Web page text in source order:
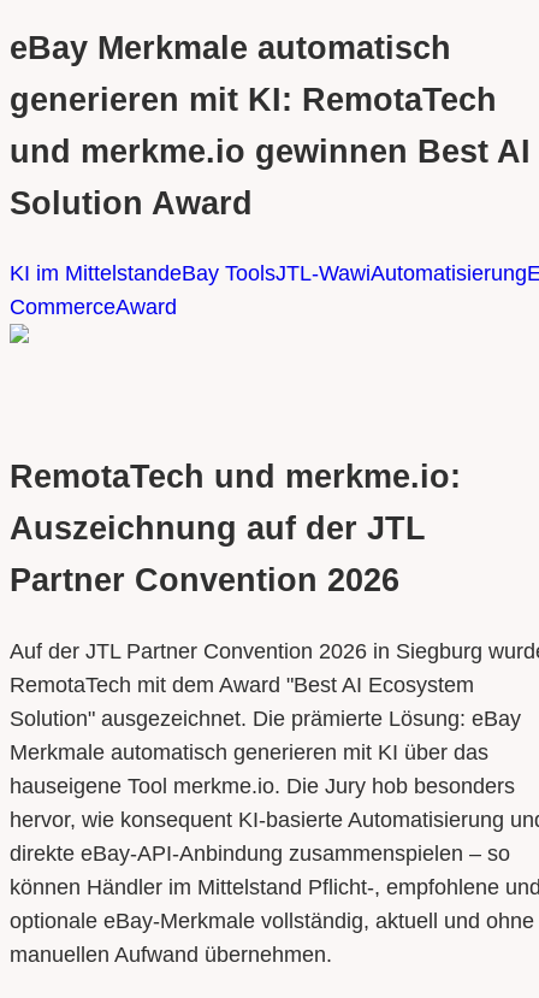
eBay Merkmale automatisch
generieren mit KI: RemotaTech
und merkme.io gewinnen Best AI
Solution Award
KI im MittelstandeBay ToolsJTL-WawiAutomatisierung
CommerceAward
RemotaTech und merkme.io:
Auszeichnung auf der JTL
Partner Convention 2026
Auf der JTL Partner Convention 2026 in Siegburg
RemotaTech mit dem Award "Best AI Ecosystem
Solution" ausgezeichnet. Die prämierte Lösung: eBay
Merkmale automatisch generieren mit KI über das
hauseigene Tool merkme.io. Die Jury hob besonders
hervor, wie konsequent KI-basierte Automatisierung
direkte eBay-API-Anbindung zusammenspielen – so
können Händler im Mittelstand Pflicht-, empfohlene
optionale eBay-Merkmale vollständig, aktuell und ohne
manuellen Aufwand übernehmen.